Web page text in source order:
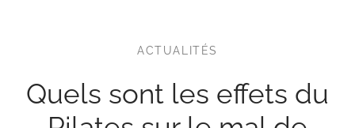
ACTUALITÉS
Quels sont les effets du